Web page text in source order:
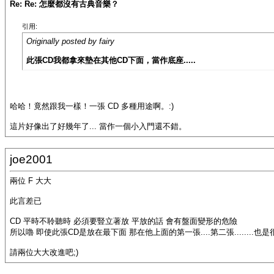
Re: Re: 怎麼都沒有古典音樂？
引用:
Originally posted by fairy
此張CD我都拿來墊在其他CD下面，當作底座.....
哈哈！竟然跟我一樣！一張 CD 多種用途啊。:)
這片好像出了好幾年了... 當作一個小入門還不錯。
joe2001
兩位 F 大大
此言差已
CD 平時不聆聽時 必須要豎立著放 平放的話 會有盤面變形的危險
所以嚕 即使此張CD是放在最下面 那在他上面的第一張....第二張........也是
請兩位大大改進吧;)